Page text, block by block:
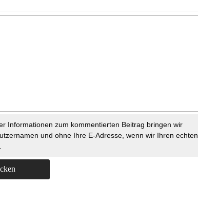
Informationen zum kommentierten Beitrag bringen wir
und ohne Ihre E-Adresse, wenn wir Ihren echten